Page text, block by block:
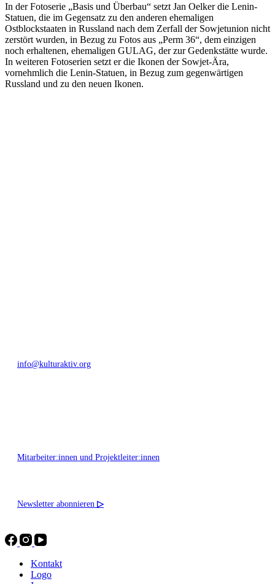
In der Fotoserie „Basis und Überbau“ setzt Jan Oelker die Lenin-
Statuen, die im Gegensatz zu den anderen ehemaligen
Ostblockstaaten in Russland nach dem Zerfall der Sowjetunion nicht
zerstört wurden, in Bezug zu Fotos aus „Perm 36“, dem einzigen
noch erhaltenen, ehemaligen GULAG, der zur Gedenkstätte wurde.
In weiteren Fotoserien setzt er die Ikonen der Sowjet-Ära,
vornehmlich die Lenin-Statuen, in Bezug zum gegenwärtigen
Russland und zu den neuen Ikonen.
info@kulturaktiv.org
Mitarbeiter:innen und Projektleiter:innen
Newsletter abonnieren ▷
Kontakt
Logo